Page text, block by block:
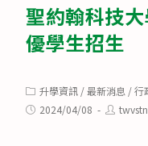
聖約翰科技
優學生招生
Post
category:
升學資訊 /最新消息 /行
Post2024/04/08
Post